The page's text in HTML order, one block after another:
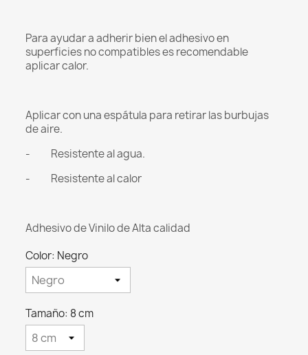
Para ayudar a adherir bien el adhesivo en
superficies no compatibles es recomendable
aplicar calor.
Aplicar con una espátula para retirar las burbujas
de aire.
- Resistente al agua.
- Resistente al calor
Adhesivo de Vinilo de Alta calidad
Color: Negro
Tamaño: 8 cm